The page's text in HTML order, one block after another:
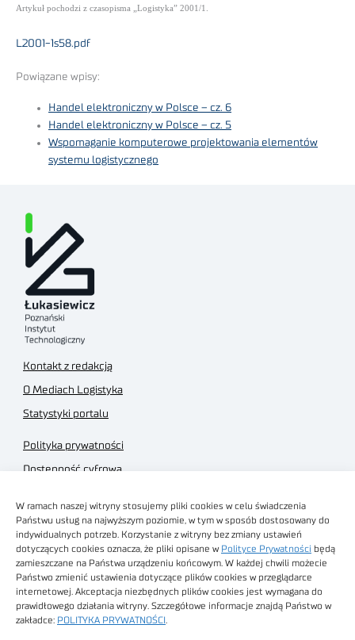
W ramach naszej witryny stosujemy pliki cookies w celu świadczenia
Państwu usług na najwyższym poziomie, w tym w sposób dostosowany do
indywidualnych potrzeb. Korzystanie z witryny bez zmiany ustawień
dotyczących cookies oznacza, że pliki opisane w Polityce Prywatności będą
zamieszczane na Państwa urządzeniu końcowym. W każdej chwili możecie
Państwo zmienić ustawienia dotyczące plików cookies w przeglądarce
internetowej. Akceptacja niezbędnych plików cookies jest wymagana do
prawidłowego działania witryny. Szczegółowe informacje znajdą Państwo w
zakładce: POLITYKA PRYWATNOŚCI
Artykuł pochodzi z czasopisma „Logistyka” 2001/1.
L2001-1s58.pdf
Powiązane wpisy:
Handel elektroniczny w Polsce – cz. 6
Handel elektroniczny w Polsce – cz. 5
Wspomaganie komputerowe projektowania elementów
systemu logistycznego
Kontakt z redakcją
O Mediach Logistyka
Statystyki portalu
Polityka prywatności
Dostępność cyfrowa
Regulamin sklepu
Obrazy stockowe
autorstwa